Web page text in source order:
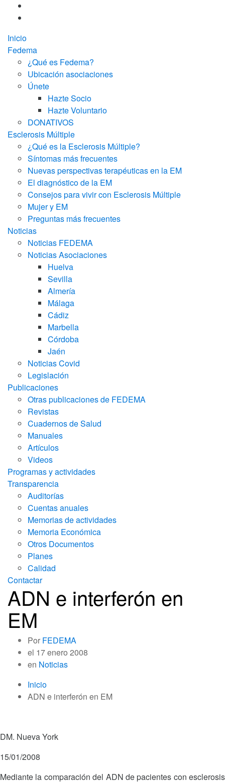
Inicio
Fedema
¿Qué es Fedema?
Ubicación asociaciones
Únete
Hazte Socio
Hazte Voluntario
DONATIVOS
Esclerosis Múltiple
¿Qué es la Esclerosis Múltiple?
Síntomas más frecuentes
Nuevas perspectivas terapéuticas en la EM
El diagnóstico de la EM
Consejos para vivir con Esclerosis Múltiple
Mujer y EM
Preguntas más frecuentes
Noticias
Noticias FEDEMA
Noticias Asociaciones
Huelva
Sevilla
Almería
Málaga
Cádiz
Marbella
Córdoba
Jaén
Noticias Covid
Legislación
Publicaciones
Otras publicaciones de FEDEMA
Revistas
Cuadernos de Salud
Manuales
Artículos
Videos
Programas y actividades
Transparencia
Auditorías
Cuentas anuales
Memorias de actividades
Memoria Económica
Otros Documentos
Planes
Calidad
Contactar
ADN e interferón en
EM
Por FEDEMA
el 17 enero 2008
en Noticias
Inicio
ADN e interferón en EM
DM. Nueva York
15/01/2008
Mediante la comparación del ADN de pacientes con esclerosis